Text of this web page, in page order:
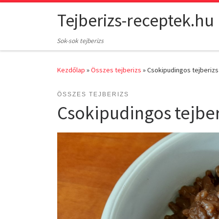
Skip to contentTejberizs-receptek.hu
Sok-sok tejberizs
Kezdőlap »Összes tejberizs »Csokipudingos tejberizs
ÖSSZES TEJBERIZS
Csokipudingos